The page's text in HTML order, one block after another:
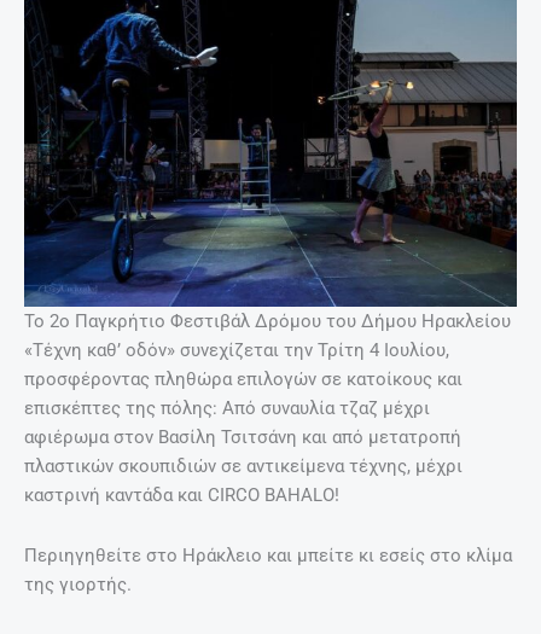
Το 2ο Παγκρήτιο Φεστιβάλ Δρόμου του Δήμου Ηρακλείου
«Τέχνη καθ’ οδόν» συνεχίζεται την Τρίτη 4 Ιουλίου,
προσφέροντας πληθώρα επιλογών σε κατοίκους και
επισκέπτες της πόλης: Από συναυλία τζαζ μέχρι
αφιέρωμα στον Βασίλη Τσιτσάνη και από μετατροπή
πλαστικών σκουπιδιών σε αντικείμενα τέχνης, μέχρι
καστρινή καντάδα και CIRCO BAHALO!
Περιηγηθείτε στο Ηράκλειο και μπείτε κι εσείς στο κλίμα
της γιορτής.